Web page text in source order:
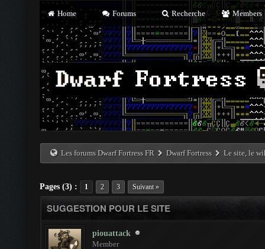
Home Forums Recherche Members
Les forums Dwarf Fortress FR Dwarf Fortress Le site, le
Pages (3) : 1 2 3 Suivant »
SUGGESTION POUR LE SITE
piouattack
Member